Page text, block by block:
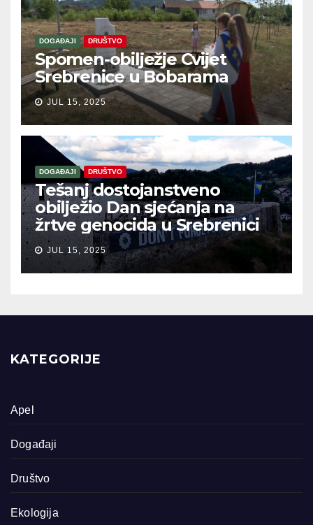
DOGAĐAJI DRUŠTVO
Spomen-obilježje Cvijet
Srebrenice u Bobarama
JUL 15, 2025
DOGAĐAJI DRUŠTVO
Tešanj dostojanstveno
obilježio Dan sjećanja na
žrtve genocida u Srebrenici
JUL 15, 2025
KATEGORIJE
Apel
Događaji
Društvo
Ekologija